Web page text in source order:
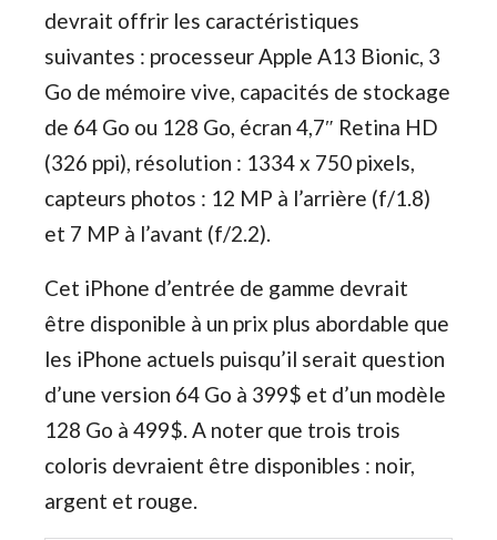
devrait offrir les caractéristiques
suivantes : processeur Apple A13 Bionic, 3
Go de mémoire vive, capacités de stockage
de 64 Go ou 128 Go, écran 4,7″ Retina HD
(326 ppi), résolution : 1334 x 750 pixels,
capteurs photos : 12 MP à l’arrière (f/1.8)
et 7 MP à l’avant (f/2.2).
Cet iPhone d’entrée de gamme devrait
être disponible à un prix plus abordable que
les iPhone actuels puisqu’il serait question
d’une version 64 Go à 399$ et d’un modèle
128 Go à 499$. A noter que trois trois
coloris devraient être disponibles : noir,
argent et rouge.